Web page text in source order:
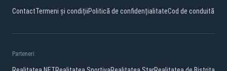
ContactTermeni și condițiiPolitică de confidențialitateCod de conduită
Parteneri: